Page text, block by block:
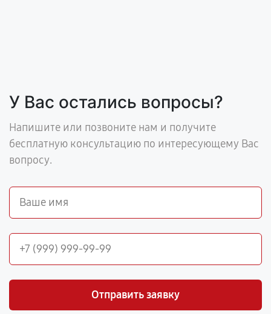
У Вас остались вопросы?
Напишите или позвоните нам и получите
бесплатную консультацию по интересующему Вас
вопросу.
Отправить заявку